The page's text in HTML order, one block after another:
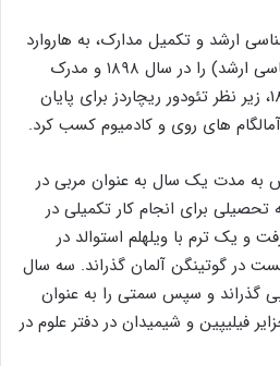
ارشد و تکمیل مدارک، به هاروارد
بازگشت و مدرک A.M (کارشناسی ارشد) را در سال ۱۸۹۸ و مدرک
Ph.D. (دکتری) را در سال ۱۸۹۹، زیر نظر تئودور ریچاردز برای پایان
های روی و کادمیوم کسب کرد.
به مدت یک سال به عنوان مربی در
تحصیلی برای انجام کار تکمیلی در
و یک ترم با ویلهلم استوالد در
در گوتینگن آلمان گذراند. سه سال
گذراند و سپس سمتی را به عنوان
فیلیپین و شیمیدان در دفتر علوم در